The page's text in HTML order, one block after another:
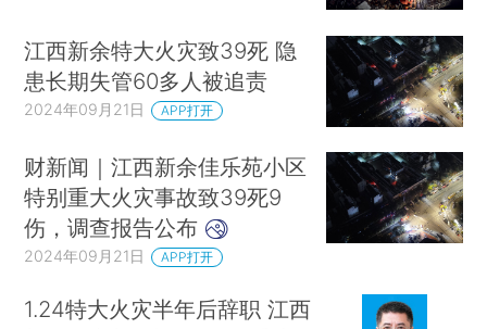
江西新余特大火灾致39死 隐
患长期失管60多人被追责
2024年09月21日 APP打开
财新闻｜江西新余佳乐苑小区
特别重大火灾事故致39死9
伤，调查报告公布
2024年09月21日 APP打开
1.24特大火灾半年后辞职 江西